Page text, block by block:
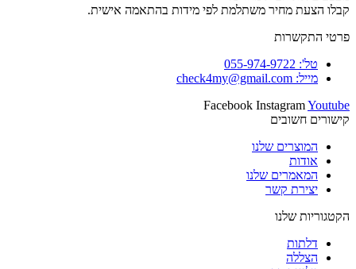
קבלו הצעת מחיר משתלמת לפי מידות בהתאמה אישית.
פרטי התקשרות
טל': 055-974-9722
מייל: check4my@gmail.com
Facebook InstagramYoutube
קישורים חשובים
המוצרים שלנו
אודות
המאמרים שלנו
יצירת קשר
הקטגוריות שלנו
דלתות
הצללה